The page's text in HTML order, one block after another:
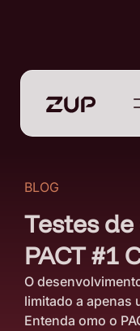
BLOG
Testes
PACT #1
O
limitado a apenas
Entenda omo o